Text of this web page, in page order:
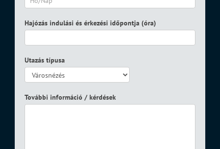
Hajózás indulási és érkezési időpontja (óra)
Utazás típusa
További információ / kérdések